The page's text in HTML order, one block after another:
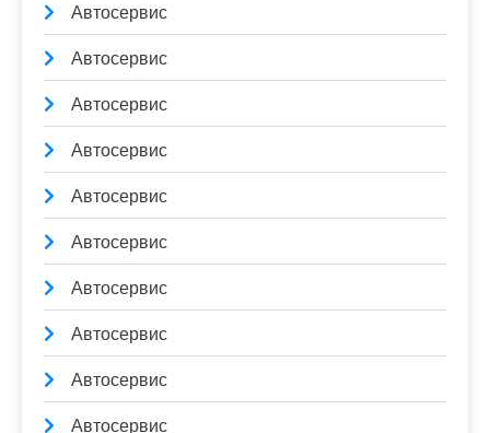
Автосервис
Автосервис
Автосервис
Автосервис
Автосервис
Автосервис
Автосервис
Автосервис
Автосервис
Автосервис